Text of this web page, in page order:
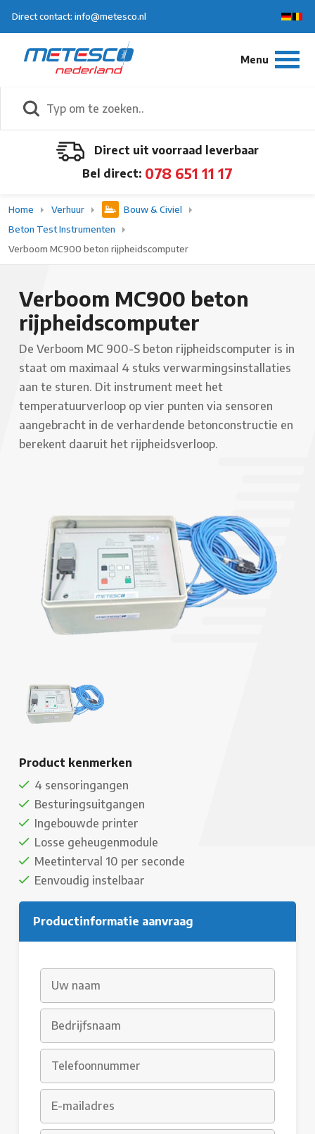
Direct contact: info@metesco.nl
Direct uit voorraad leverbaar
Bel direct: 078 651 11 17
Home Verhuur
Bouw & Civiel
Beton Test Instrumenten
Verboom MC900 beton rijpheidscomputer
Verboom MC900 beton
rijpheidscomputer
De Verboom MC 900-S beton rijpheidscomputer is in
staat om maximaal 4 stuks verwarmingsinstallaties
aan te sturen. Dit instrument meet het
temperatuurverloop op vier punten via sensoren
aangebracht in de verhardende betonconstructie en
berekent daaruit het rijpheidsverloop.
Product kenmerken
4 sensoringangen
Besturingsuitgangen
Ingebouwde printer
Losse geheugenmodule
Meetinterval 10 per seconde
Eenvoudig instelbaar
Productinformatie aanvraag